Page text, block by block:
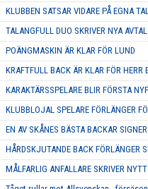
KLUBBEN SATSAR VIDARE PÅ EGNA
TALANGFULL DUO SKRIVER NYA AVTAL
POÄNGMASKIN ÄR KLAR FÖR LUND
KRAFTFULL BACK ÄR KLAR FÖR HERR
KARAKTÄRSSPELARE BLIR FÖRSTA
KLUBBLOJAL SPELARE FÖRLÄNGER
EN AV SKÅNES BÄSTA BACKAR
HÅRDSKJUTANDE BACK FÖRLÄNGER
MÅLFARLIG ANFALLARE SKRIVER